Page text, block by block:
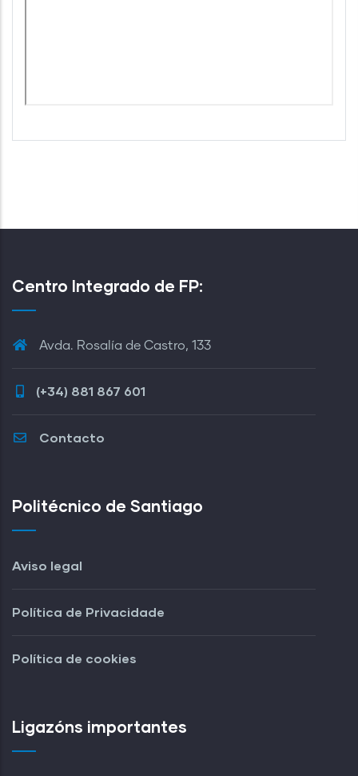
Centro Integrado de FP:
Avda. Rosalía de Castro, 133
(+34) 881 867 601
Contacto
Politécnico de Santiago
Aviso legal
Política de Privacidade
Política de cookies
Ligazóns importantes